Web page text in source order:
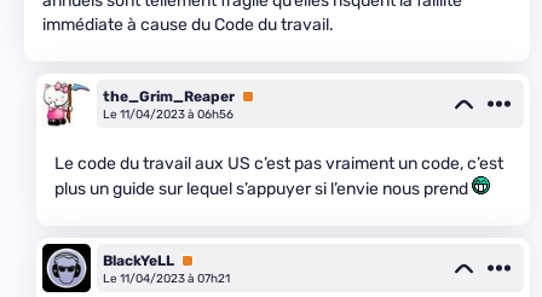
immédiate à cause du Code du travail.
the_Grim_Reaper Premium
Le 11/04/2023 à 06h56
Le code du travail aux US c’est pas vraiment un code, c’est
plus un guide sur lequel s’appuyer si l’envie nous prend
BlackYeLL Premium
Le 11/04/2023 à 07h21